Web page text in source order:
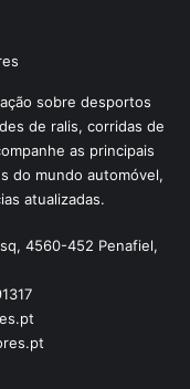
sobre desportos
de ralis, corridas de
as principais
do mundo automóvel,
atualizadas.
4560-452 Penafiel,